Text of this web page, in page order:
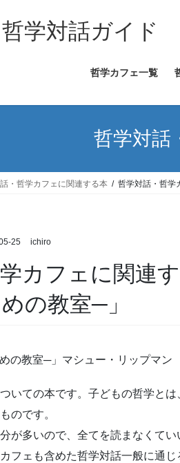
学対話ガイド
哲学カフェ一覧
哲学対話
・哲学カフェに関連する本 哲学対話・哲学
25 ichiro
カフェに関連
の教室─」
の教室─」マシュー・リップマン
いての本です。子どもの哲学と
のです。
が多いので、全てを読まなくて
フェも含めた哲学対話一般に通じ